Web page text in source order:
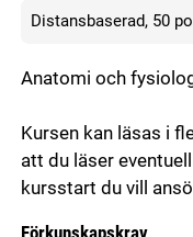
Distansbaserad, 50
Anatomi och
Kursen kan läsas i
att du läser
kursstart du vill